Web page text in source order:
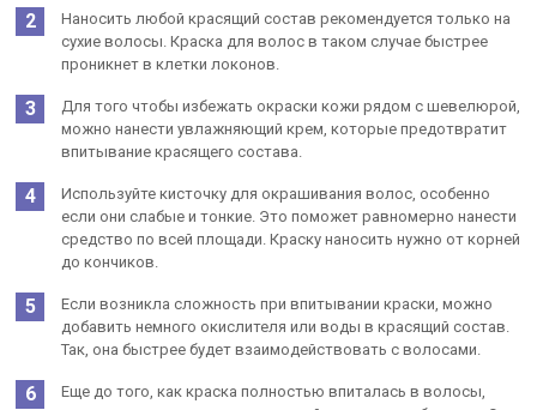
Наносить любой красящий состав рекомендуется только на
сухие волосы. Краска для волос в таком случае быстрее
проникнет в клетки локонов.
Для того чтобы избежать окраски кожи рядом с шевелюрой,
можно нанести увлажняющий крем, которые предотвратит
впитывание красящего состава.
Используйте кисточку для окрашивания волос, особенно
если они слабые и тонкие. Это поможет равномерно нанести
средство по всей площади. Краску наносить нужно от корней
до кончиков.
Если возникла сложность при впитывании краски, можно
добавить немного окислителя или воды в красящий состав.
Так, она быстрее будет взаимодействовать с волосами.
Еще до того, как краска полностью впиталась в волосы,